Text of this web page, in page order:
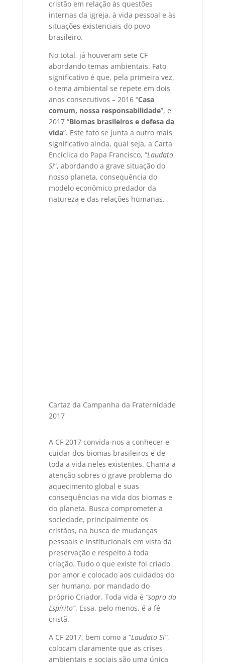
cristão em relação às questões
internas da igreja, à vida pessoal e às
situações existenciais do povo
brasileiro.
No total, já houveram sete CF
abordando temas ambientais. Fato
significativo é que, pela primeira vez,
o tema ambiental se repete em dois
anos consecutivos – 2016 “Casa
comum, nossa responsabilidade”, e
2017 “Biomas brasileiros e defesa da
vida”. Este fato se junta a outro mais
significativo ainda, qual seja, a Carta
Encíclica do Papa Francisco, “Laudato
Si”, abordando a grave situação do
nosso planeta, consequência do
modelo econômico predador da
natureza e das relações humanas.
Cartaz da Campanha da Fraternidade
2017
A CF 2017 convida-nos a conhecer e
cuidar dos biomas brasileiros e de
toda a vida neles existentes. Chama a
atenção sobres o grave problema do
aquecimento global e suas
consequências na vida dos biomas e
do planeta. Busca comprometer a
sociedade, principalmente os
cristãos, na busca de mudanças
pessoais e institucionais em vista da
preservação e respeito à toda
criação. Tudo o que existe foi criado
por amor e colocado aos cuidados do
ser humano, por mandado do
próprio Criador. Toda vida é “sopro do
Espírito”. Essa, pelo menos, é a fé
cristã.
A CF 2017, bem como a “Laudato Si”,
colocam claramente que as crises
ambientais e sociais são uma única